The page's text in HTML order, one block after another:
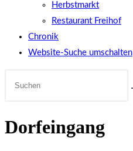
Herbstmarkt
Restaurant Freihof
Chronik
Website-Suche umschalten
Dorfeingang